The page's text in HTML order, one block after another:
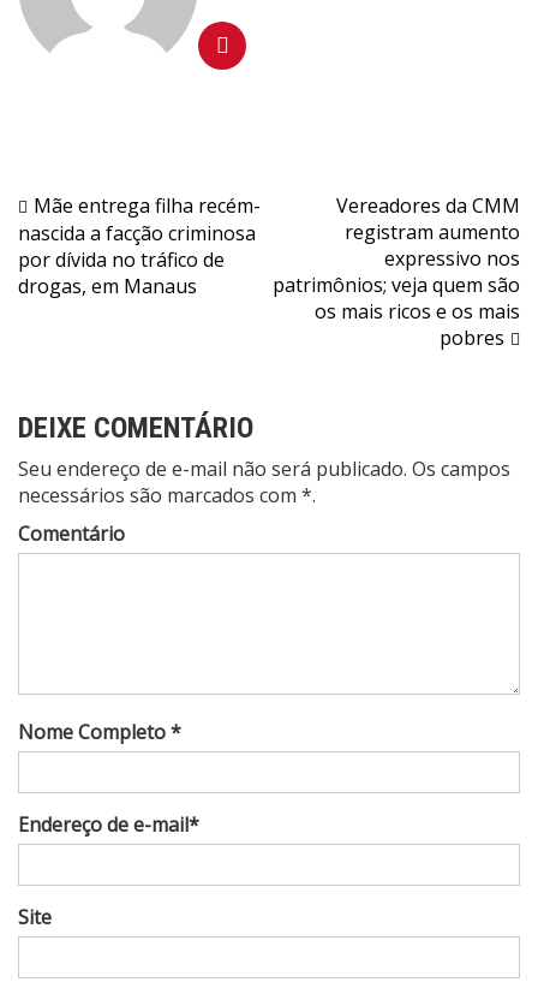
Navegação
de
Post
Mãe entrega filha recém-
nascida a facção criminosa
por dívida no tráfico de
drogas, em Manaus
Vereadores da CMM
registram aumento
expressivo nos
patrimônios; veja quem são
os mais ricos e os mais
pobres
DEIXE COMENTÁRIO
Seu endereço de e-mail não será publicado. Os campos
necessários são marcados com *.
Comentário
Nome Completo *
Endereço de e-mail*
Site